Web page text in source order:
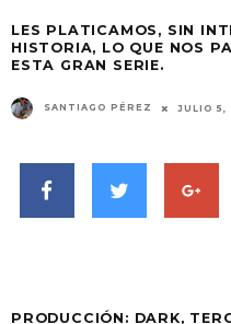
LES PLATICAMOS, SIN
HISTORIA, LO QUE NOS
ESTA GRAN SERIE.
SANTIAGO PÉREZ JULIO 5,
PRODUCCIÓN: DARK,